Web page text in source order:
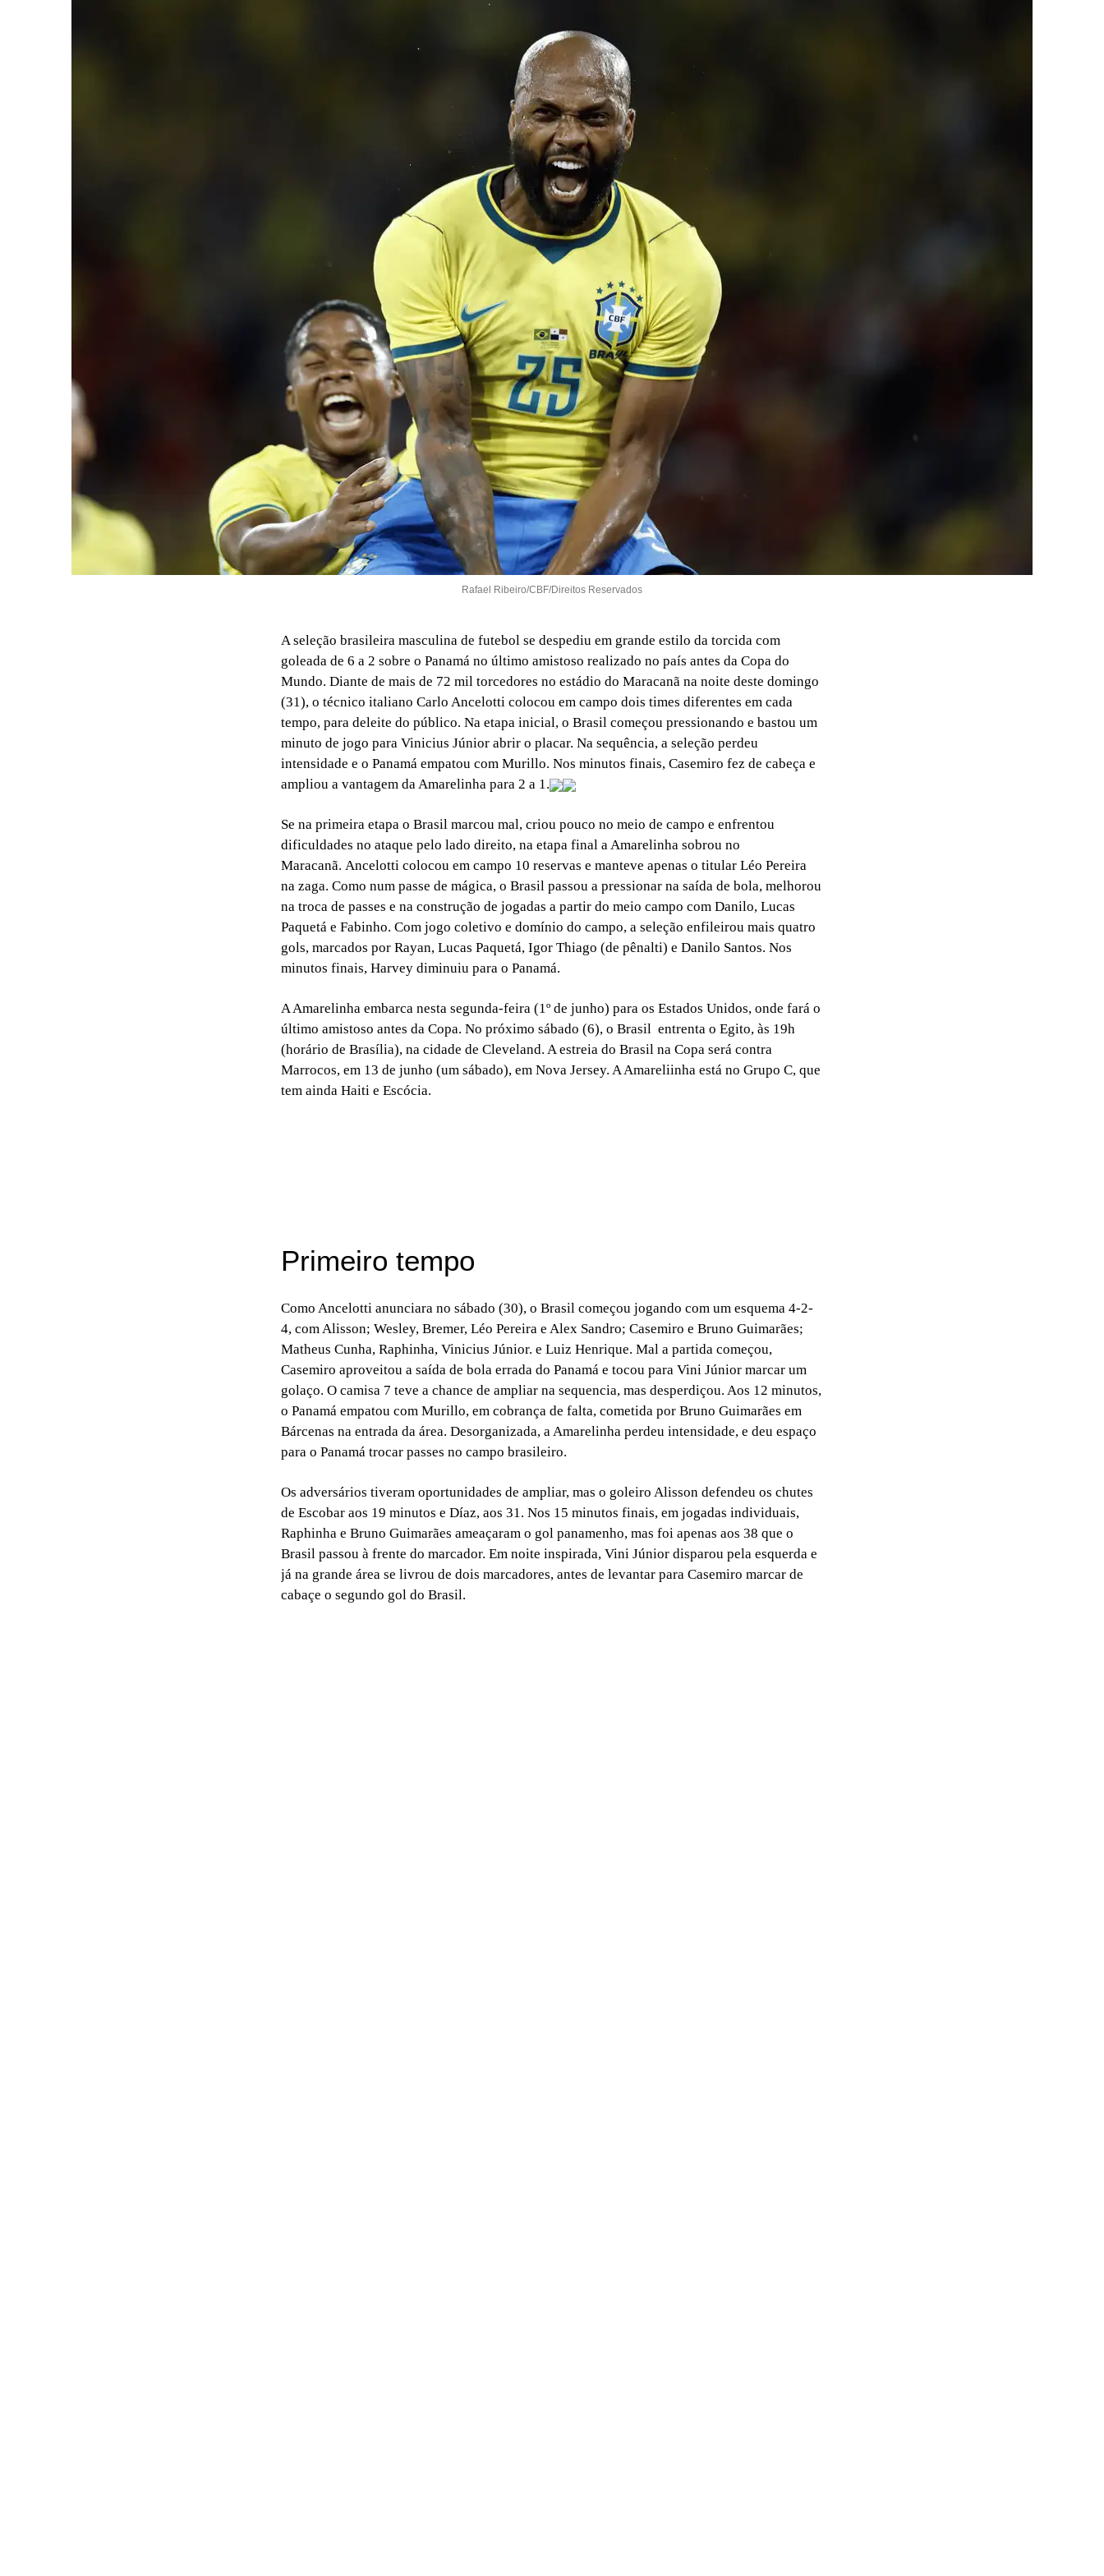
Rafael Ribeiro/CBF/Direitos Reservados
A seleção brasileira masculina de futebol se despediu em grande estilo da torcida com
goleada de 6 a 2 sobre o Panamá no último amistoso realizado no país antes da Copa do
Mundo. Diante de mais de 72 mil torcedores no estádio do Maracanã na noite deste domingo
(31), o técnico italiano Carlo Ancelotti colocou em campo dois times diferentes em cada
tempo, para deleite do público. Na etapa inicial, o Brasil começou pressionando e bastou um
minuto de jogo para Vinicius Júnior abrir o placar. Na sequência, a seleção perdeu
intensidade e o Panamá empatou com Murillo. Nos minutos finais, Casemiro fez de cabeça e
ampliou a vantagem da Amarelinha para 2 a 1.
Se na primeira etapa o Brasil marcou mal, criou pouco no meio de campo e enfrentou
dificuldades no ataque pelo lado direito, na etapa final a Amarelinha sobrou no
Maracanã. Ancelotti colocou em campo 10 reservas e manteve apenas o titular Léo Pereira
na zaga. Como num passe de mágica, o Brasil passou a pressionar na saída de bola, melhorou
na troca de passes e na construção de jogadas a partir do meio campo com Danilo, Lucas
Paquetá e Fabinho. Com jogo coletivo e domínio do campo, a seleção enfileirou mais quatro
gols, marcados por Rayan, Lucas Paquetá, Igor Thiago (de pênalti) e Danilo Santos. Nos
minutos finais, Harvey diminuiu para o Panamá.
A Amarelinha embarca nesta segunda-feira (1º de junho) para os Estados Unidos, onde fará o
último amistoso antes da Copa. No próximo sábado (6), o Brasil entrenta o Egito, às 19h
(horário de Brasília), na cidade de Cleveland. A estreia do Brasil na Copa será contra
Marrocos, em 13 de junho (um sábado), em Nova Jersey. A Amareliinha está no Grupo C, que
tem ainda Haiti e Escócia.
Primeiro tempo
Como Ancelotti anunciara no sábado (30), o Brasil começou jogando com um esquema 4-2-
4, com Alisson; Wesley, Bremer, Léo Pereira e Alex Sandro; Casemiro e Bruno Guimarães;
Matheus Cunha, Raphinha, Vinicius Júnior. e Luiz Henrique. Mal a partida começou,
Casemiro aproveitou a saída de bola errada do Panamá e tocou para Vini Júnior marcar um
golaço. O camisa 7 teve a chance de ampliar na sequencia, mas desperdiçou. Aos 12 minutos,
o Panamá empatou com Murillo, em cobrança de falta, cometida por Bruno Guimarães em
Bárcenas na entrada da área. Desorganizada, a Amarelinha perdeu intensidade, e deu espaço
para o Panamá trocar passes no campo brasileiro.
Os adversários tiveram oportunidades de ampliar, mas o goleiro Alisson defendeu os chutes
de Escobar aos 19 minutos e Díaz, aos 31. Nos 15 minutos finais, em jogadas individuais,
Raphinha e Bruno Guimarães ameaçaram o gol panamenho, mas foi apenas aos 38 que o
Brasil passou à frente do marcador. Em noite inspirada, Vini Júnior disparou pela esquerda e
já na grande área se livrou de dois marcadores, antes de levantar para Casemiro marcar de
cabaçe o segundo gol do Brasil.